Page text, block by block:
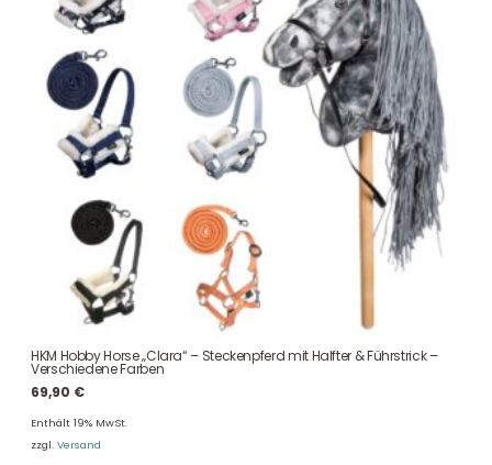
HKM Hobby Horse „Clara“ – Steckenpferd mit Halfter & Führstrick –
Verschiedene Farben
69,90 €
Enthält 19% MwSt.
zzgl. Versand